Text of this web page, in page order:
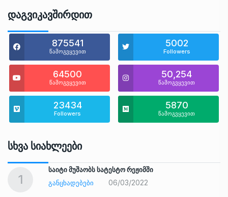
Დაგვიკავშირდით
875541
წამოგვყევით
5002
Followers
64500
წამოგვყევით
50,254
წამოგვყევით
23434
Followers
5870
წამოგვყევით
Სხვა Სიახლეები
1
საიტი მუშაობს სატესტო რეჟიმში
ᲒᲐᲜᲪᲮᲐᲓᲔᲑᲔᲑᲘ
06/03/2022